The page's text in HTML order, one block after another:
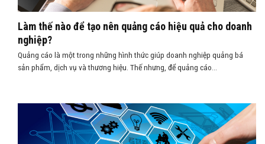
Làm thế nào để tạo nên quảng cáo hiệu quả cho doanh
nghiệp?
Quảng cáo là một trong những hình thức giúp doanh nghiệp quảng bá
sản phẩm, dịch vụ và thương hiệu. Thế nhưng, để quảng cáo...